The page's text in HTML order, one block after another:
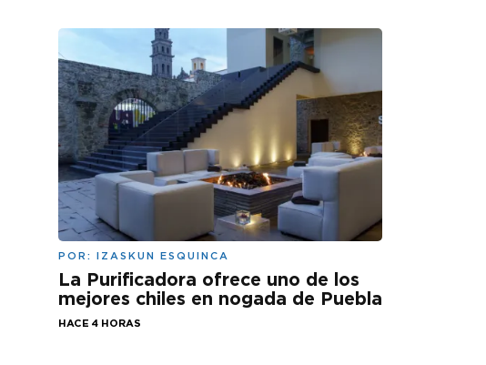
POR: IZASKUN ESQUINCA
La Purificadora ofrece uno de los
mejores chiles en nogada de Puebla
HACE 4 HORAS